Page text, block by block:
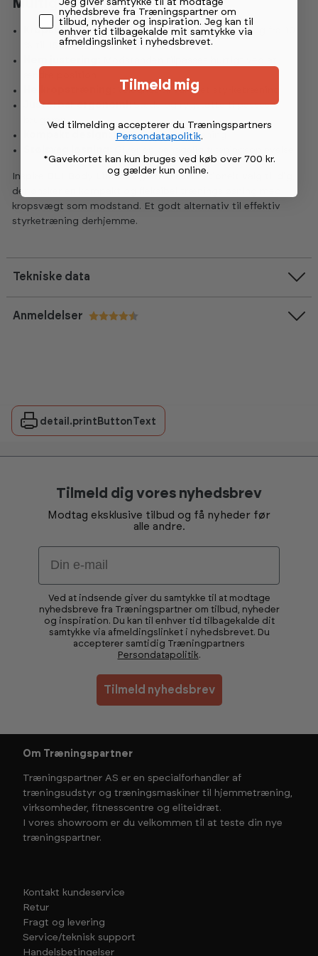
Multigym?
Kropsvægt som modstand: Justerbar belastning fra 10
% til 150 %
Velegnet til varieret styrketræning
Justerbar ergonomi:Sæde og rygstøtte tilpasses
brugeren
Ideel til hjemmetræning
Inspire BL1 Body Lift Multigym er et funktionelt valg til dig,
der ønsker en kompakt og fleksibel træningsløsning med
kropsvægt som modstand. Et godt alternativ til effektiv
styrketræning derhjemme.
Tekniske data
Anmeldelser
detail.printButtonText
Tilmeld dig vores nyhedsbrev
Modtag eksklusive tilbud og få nyheder før
alle andre.
Email
Ved at indsende giver du samtykke til at modtage
nyhedsbreve fra Træningspartner om tilbud, nyheder
og inspiration. Du kan til enhver tid tilbagekalde dit
samtykke via afmeldingslinket i nyhedsbrevet. Du
accepterer samtidig Træningpartners
Persondatapolitik.
Tilmeld nyhedsbrev
Om Træningspartner
Træningspartner AS er en specialforhandler af
træningsudstyr og træningsmaskiner til hjemmetræning,
virksomheder, fitnesscentre og eliteidræt.
I vores showroom er du velkommen til at teste din nye
træningspartner.
Kontakt kundeservice
Retur
Fragt og levering
Service/teknisk support
Handelsbetingelser
nyhedsbreve fra Træningspartner om
tilbud, nyheder og inspiration. Jeg kan til
enhver tid tilbagekalde mit samtykke via
afmeldingslinket i nyhedsbrevet.
Tilmeld mig
Ved tilmelding accepterer du Træningspartners
Persondatapolitik.
*Gavekortet kan kun bruges ved køb over 700 kr.
og gælder kun online.